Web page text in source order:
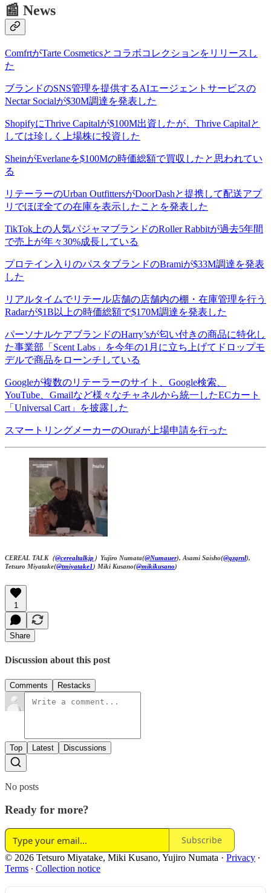
📰 News
ComfrtがTarte Cosmeticsとコラボコレクションをリリースし
た
ブランドのSNS管理を提供するAIエージェントサービスの
Nectar Socialが$30M調達を発表した
ShopifyにThrive Capitalが$100M出資したが、Thrive Capitalと
しては珍しく上場株に投資した
SheinがEverlaneを$100Mの時価総額で買収したと思われてい
る
リテーラーのUrban OutfittersがDoorDashと提携して配送アプ
リでほぼ全ての在庫を表示したことを発表した
TikTok上の人気パジャマブランドのRoller Rabbitが過去5年間
で売上が年々30%成長している
プロテイン入りのパスタブランドのBramiが$33M調達を発表
した
リアルタイムでリテール店舗の店舗内の棚・在庫管理を行う
Radarが$1B以上の時価総額で$170M調達を発表した
パーソナルケアブランドのHarry’sが匂い付きの商品に特化し
た事業部「Scent Labs」を今年の1月に立ち上げてドロップモ
デルで商品をローンチしている
Googleが複数のリテーラーのサイト、Google検索、
YouTube、Gmailなど様々なチャネルから統一したECカート
「Universal Cart」を披露した
スマートリングメーカーのOuraが上場申請を行った
CEREAL TALK（@cerealtalkjp ）Yujiro Numata(@Numauer), Asami Saisho(@qzqrnl),
Tetsuro Miyatake(@tmiyatake1) Miki Kusano(@mikikusano)
1
Share
Discussion about this post
Comments Restacks
Top Latest Discussions
No posts
Ready for more?
Subscribe
© 2026 Tetsuro Miyatake, Miki Kusano, Yujiro Numata · Privacy ∙
Terms ∙ Collection notice